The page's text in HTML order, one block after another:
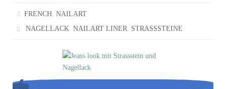
FRENCH,NAILART
NAGELLACK,NAILART LINER, STRASSSTEINE